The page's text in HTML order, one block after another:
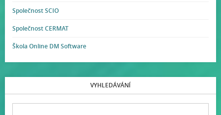
Společnost SCIO
Společnost CERMAT
Škola Online DM Software
VYHLEDÁVÁNÍ